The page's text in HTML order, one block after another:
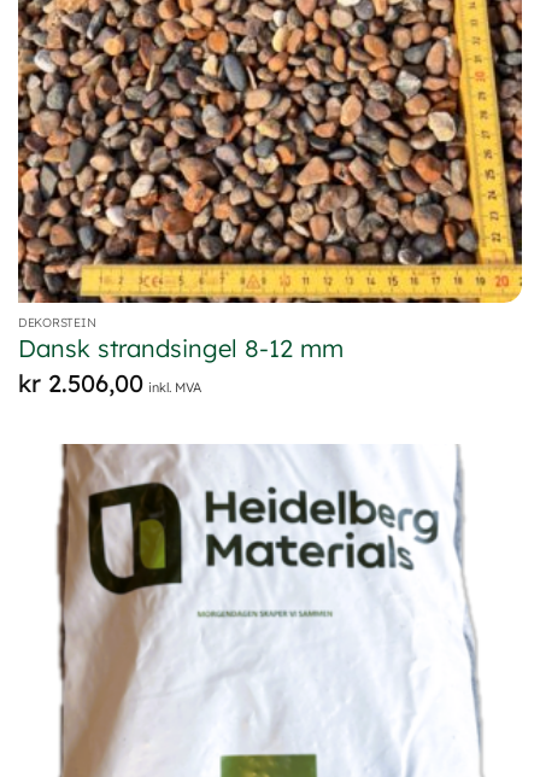
DEKORSTEIN
Dansk strandsingel 8-12 mm
kr2.506,00 inkl. MVA